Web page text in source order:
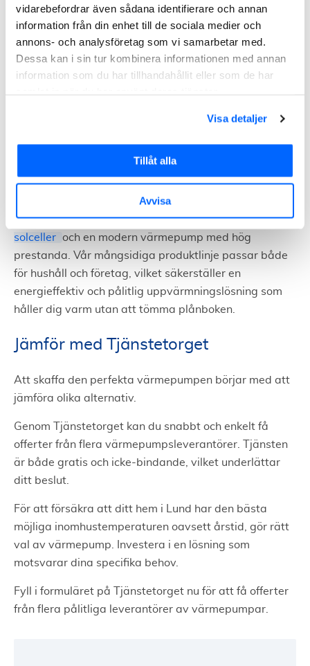
vidarebefordrar även sådana identifierare och annan
information från din enhet till de sociala medier och
annons- och analysföretag som vi samarbetar med.
Dessa kan i sin tur kombinera informationen med annan
information som du har tillhandahållit eller som de har
Visa detaljer
Tillåt alla
Avvisa
Att välja rätt värmepump i Lund innebär att överväga
både värmebehovet under vintern och kylbehovet under
sommaren.
Energisparande och hög prestanda bör prioriteras för att
Med en värmepump som passar Lunds klimat kan du
öka ditt hems komfort. Detta är inte bara bra för
Goda råd, optimera din inomhusmiljö och
pengar på energiförbrukningen genom att investera i
solceller och en modern värmepump med hög
prestanda. Vår mångsidiga produktlinje passar både
för hushåll och företag, vilket säkerställer en
energieffektiv och pålitlig uppvärmningslösning som
håller dig varm utan att tömma plånboken.
Jämför med Tjänstetorget
Att skaffa den perfekta värmepumpen börjar med att
jämföra olika alternativ.
Genom Tjänstetorget kan du snabbt och enkelt få
offerter från flera värmepumpsleverantörer. Tjänsten
är både gratis och icke-bindande, vilket underlättar
ditt beslut.
För att försäkra att ditt hem i Lund har den bästa
möjliga inomhustemperaturen oavsett årstid, gör rätt
val av värmepump. Investera i en lösning som
motsvarar dina specifika behov.
Fyll i formuläret på Tjänstetorget nu för att få offerter
från flera pålitliga leverantörer av värmepumpar.